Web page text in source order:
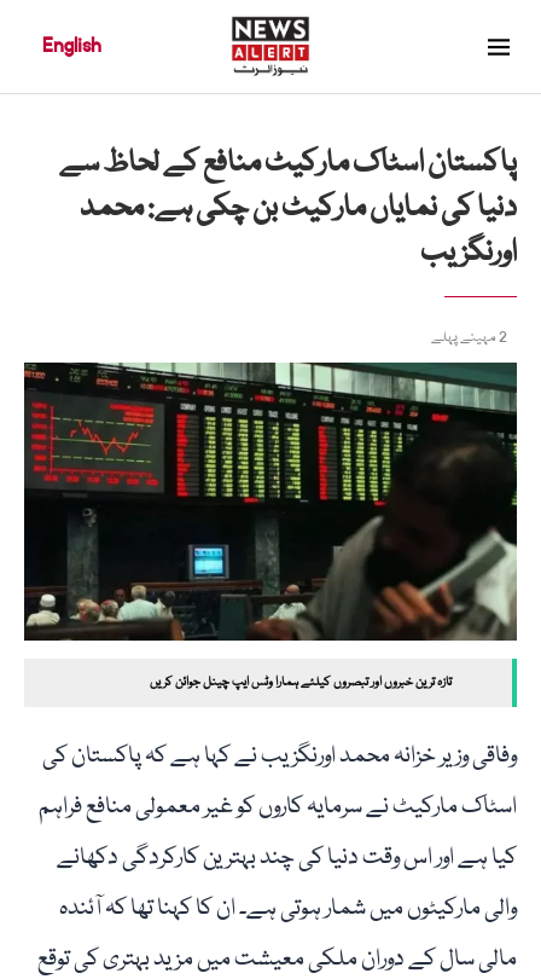
English
پاکستان اسٹاک مارکیٹ منافع کے لحاظ سے
دنیا کی نمایاں مارکیٹ بن چکی ہے: محمد
اورنگزیب
2 مہینے پہلے
تازہ ترین خبروں اور تبصروں کیلئے ہمارا وٹس ایپ چینل جوائن کریں
وفاقی وزیر خزانہ محمد اورنگزیب نے کہا ہے کہ پاکستان کی
اسٹاک مارکیٹ نے سرمایہ کاروں کو غیر معمولی منافع فراہم
کیا ہے اور اس وقت دنیا کی چند بہترین کارکردگی دکھانے
والی مارکیٹوں میں شمار ہوتی ہے۔ ان کا کہنا تھا کہ آئندہ
مالی سال کے دوران ملکی معیشت میں مزید بہتری کی توقع